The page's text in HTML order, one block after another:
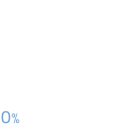
0%